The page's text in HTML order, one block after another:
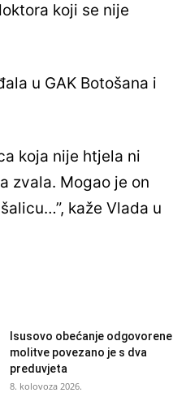
koji se nije
u GAK Botošana i
koja nije htjela ni
zvala. Mogao je on
kaže Vlada u
Isusovo obećanje odgovorene
molitve povezano je s dva
preduvjeta
8. kolovoza 2026.